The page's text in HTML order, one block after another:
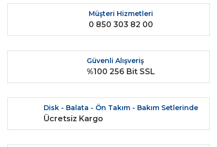
Müşteri Hizmetleri
0 850 303 82 00
Güvenli Alışveriş
%100 256 Bit SSL
Disk - Balata - Ön Takım - Bakım Setlerinde
Ücretsiz Kargo